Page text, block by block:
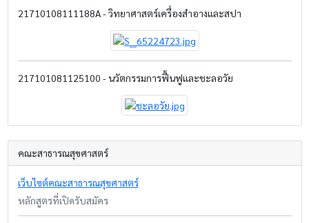
21710108111188A - วิทยาศาสตร์เครื่องสำอางและสปา
217101081125100 - นวัตกรรมการฟื้นฟูและชะลอวัย
คณะสาธารณสุขศาสตร์
เว็บไซต์คณะสาธารณสุขศาสตร์
หลักสูตรที่เปิดรับสมัคร